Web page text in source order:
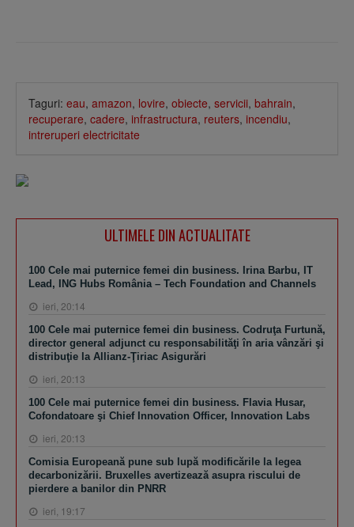
Taguri: eau, amazon, lovire, obiecte, servicii, bahrain,
recuperare, cadere, infrastructura, reuters, incendiu,
intreruperi electricitate
ULTIMELE DIN ACTUALITATE
100 Cele mai puternice femei din business. Irina Barbu, IT
Lead, ING Hubs România – Tech Foundation and Channels
ieri, 20:14
100 Cele mai puternice femei din business. Codruţa Furtună,
director general adjunct cu responsabilităţi în aria vânzări şi
distribuţie la Allianz-Ţiriac Asigurări
ieri, 20:13
100 Cele mai puternice femei din business. Flavia Husar,
Cofondatoare şi Chief Innovation Officer, Innovation Labs
ieri, 20:13
Comisia Europeană pune sub lupă modificările la legea
decarbonizării. Bruxelles avertizează asupra riscului de
pierdere a banilor din PNRR
ieri, 19:17